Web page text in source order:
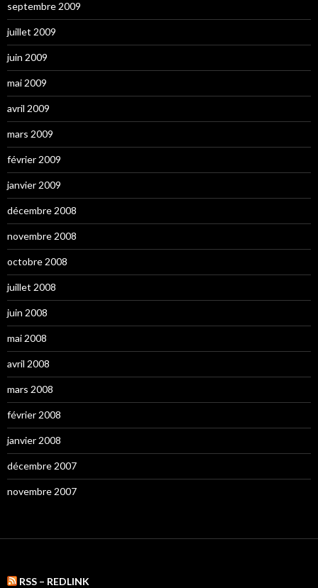
septembre 2009
juillet 2009
juin 2009
mai 2009
avril 2009
mars 2009
février 2009
janvier 2009
décembre 2008
novembre 2008
octobre 2008
juillet 2008
juin 2008
mai 2008
avril 2008
mars 2008
février 2008
janvier 2008
décembre 2007
novembre 2007
RSS – REDLINK